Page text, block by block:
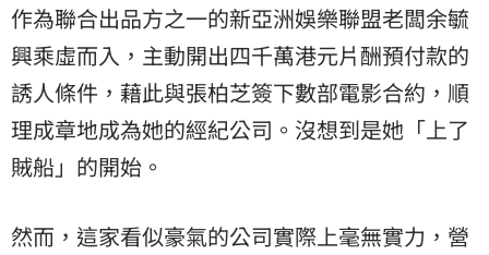
作為聯合出品方之一的新亞洲娛樂聯盟老闆余毓
興乘虛而入，主動開出四千萬港元片酬預付款的
誘人條件，藉此與張柏芝簽下數部電影合約，順
理成章地成為她的經紀公司。沒想到是她「上了
賊船」的開始。
然而，這家看似豪氣的公司實際上毫無實力，營